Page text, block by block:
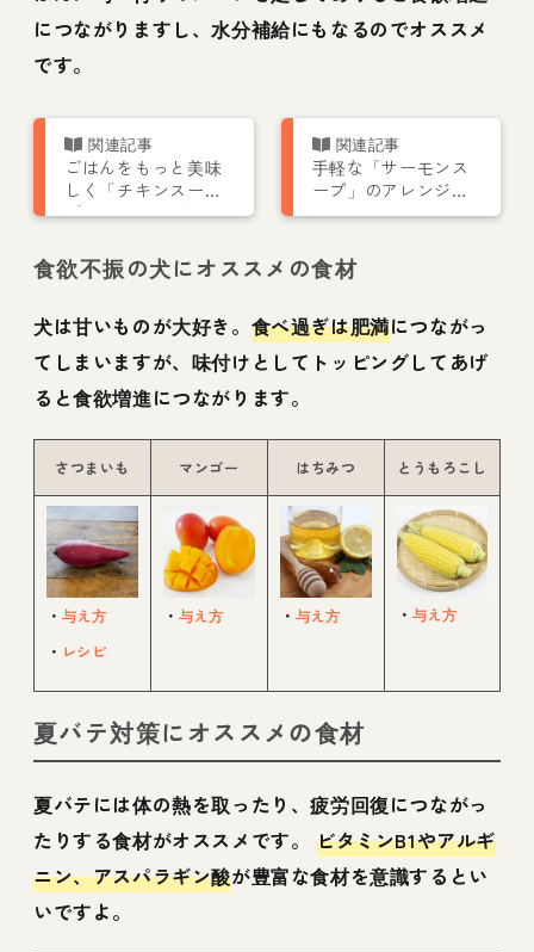
につながりますし、水分補給にもなるのでオススメ
です。
ごはんをもっと美味
しく「チキンスー
プ」のアレンジレシ
手軽な「サーモンス
ープ」のアレンジレ
シピ
食欲不振の犬にオススメの食材
犬は甘いものが大好き。 食べ過ぎは肥満につながっ
てしまいますが、味付けとしてトッピングしてあげ
ると食欲増進につながります。
さつまいも マンゴー はちみつ とうもろこし
・ 与え方
・ レシピ
・ 与え方 ・ 与え方 ・ 与え方
夏バテ対策にオススメの食材
夏バテには体の熱を取ったり、疲労回復につながっ
たりする食材がオススメです。ビタミンB1やアルギ
ニン、アスパラギン酸が豊富な食材を意識するとい
いですよ。